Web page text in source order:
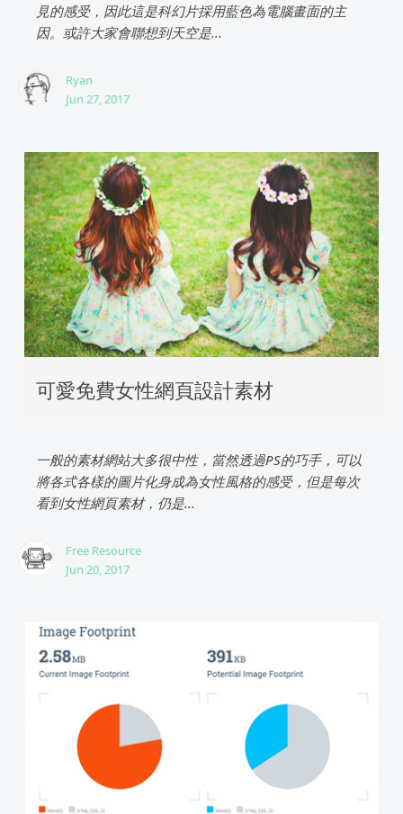
見的感受，因此這是科幻片採用藍色為電腦畫面的主
因。或許大家會聯想到天空是...
Ryan
Jun 27, 2017
可愛免費女性網頁設計素材
一般的素材網站大多很中性，當然透過PS的巧手，可以
將各式各樣的圖片化身成為女性風格的感受，但是每次
看到女性網頁素材，仍是...
Free Resource
Jun 20, 2017